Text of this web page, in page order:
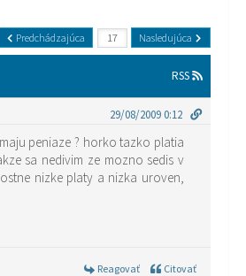
Predchádzajúca Nasledujúca
RSS
29/08/2009 0:12
peniaze ? horko tazko platia
sa nedivim ze mozno sedis v
nizke platy a nizka uroven,
Reagovať Citovať